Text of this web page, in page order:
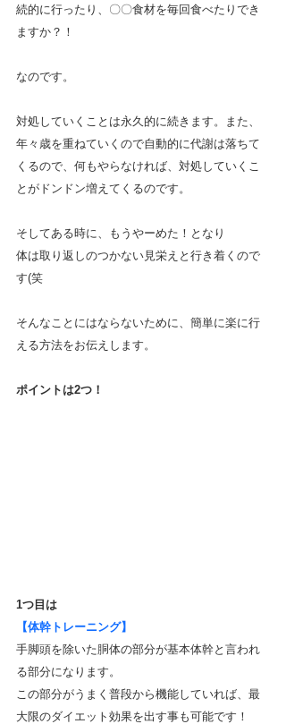
続的に行ったり、〇〇食材を毎回食べたりでき
ますか？！
なのです。
対処していくことは永久的に続きます。また、
年々歳を重ねていくので自動的に代謝は落ちて
くるので、何もやらなければ、対処していくこ
とがドンドン増えてくるのです。
そしてある時に、もうやーめた！となり
体は取り返しのつかない見栄えと行き着くので
す(笑
そんなことにはならないために、簡単に楽に行
える方法をお伝えします。
ポイントは2つ！
1つ目は
【体幹トレーニング】
手脚頭を除いた胴体の部分が基本体幹と言われ
る部分になります。
この部分がうまく普段から機能していれば、最
大限のダイエット効果を出す事も可能です！